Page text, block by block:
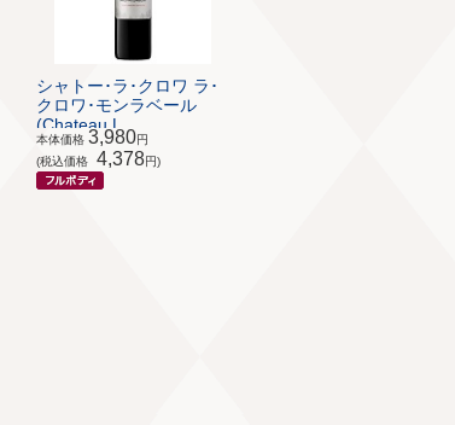
シャトー･ラ･クロワ ラ･
クロワ･モンラベール
(Chateau L...
本体価格 3,980円
(税込価格
4,378円)